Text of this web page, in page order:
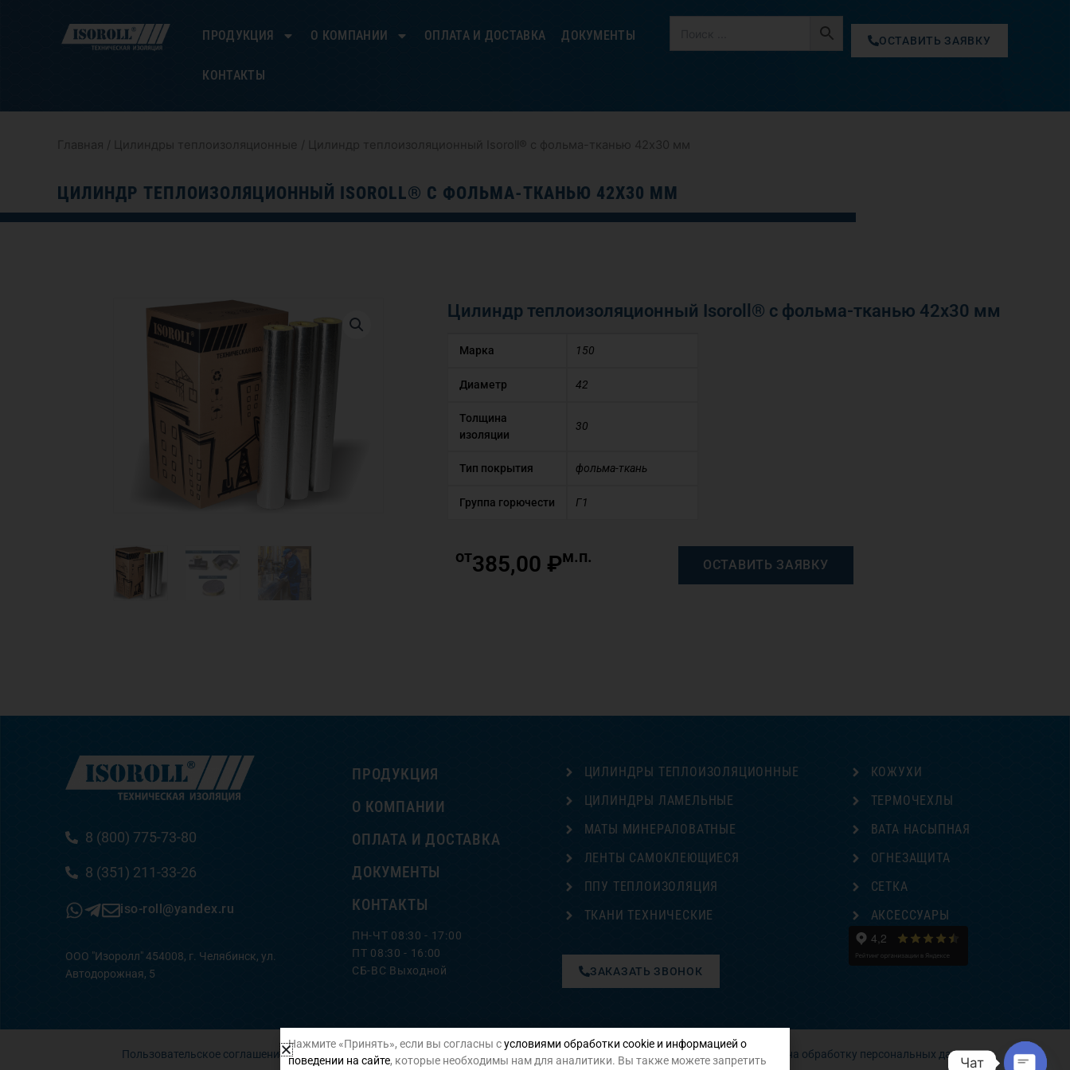
ПРОДУКЦИЯ О КОМПАНИИ ОПЛАТА И ДОСТАВКА ДОКУМЕНТЫ
КОНТАКТЫ
ОСТАВИТЬ ЗАЯВКУ
Главная / Цилиндры теплоизоляционные / Цилиндр теплоизоляционный Isoroll® с фольма-тканью 42х30 мм
ЦИЛИНДР ТЕПЛОИЗОЛЯЦИОННЫЙ ISOROLL® С ФОЛЬМА-ТКАНЬЮ 42Х30 ММ
Цилиндр теплоизоляционный Isoroll® с фольма-тканью 42х30 мм
Марка 150
Диаметр 42
Толщина
изоляции
30
Тип покрытия фольма-ткань
Группа горючести Г1
от385,00 ₽м.п. ОСТАВИТЬ ЗАЯВКУ
8 (800) 775-73-80
8 (351) 211-33-26
iso-roll@yandex.ru
ООО "Изоролл" 454008, г. Челябинск, ул.
Автодорожная, 5
ПРОДУКЦИЯ
О КОМПАНИИ
ОПЛАТА И ДОСТАВКА
ДОКУМЕНТЫ
КОНТАКТЫ
ПН-ЧТ 08:30 - 17:00
ПТ 08:30 - 16:00
СБ-ВС Выходной
ЦИЛИНДРЫ ТЕПЛОИЗОЛЯЦИОННЫЕ
ЦИЛИНДРЫ ЛАМЕЛЬНЫЕ
МАТЫ МИНЕРАЛОВАТНЫЕ
ЛЕНТЫ САМОКЛЕЮЩИЕСЯ
ППУ ТЕПЛОИЗОЛЯЦИЯ
ТКАНИ ТЕХНИЧЕСКИЕ
ЗАКАЗАТЬ ЗВОНОК
КОЖУХИ
ТЕРМОЧЕХЛЫ
ВАТА НАСЫПНАЯ
ОГНЕЗАЩИТА
СЕТКА
АКСЕССУАРЫ
Пользовательское соглашение Политика конфиденциальности Согласие на обработку персональных данных
Чат
Нажмите «Принять», если вы согласны сусловиями обработки cookie и информацией о
поведении на сайте, которые необходимы нам для аналитики. Вы также можете запретить